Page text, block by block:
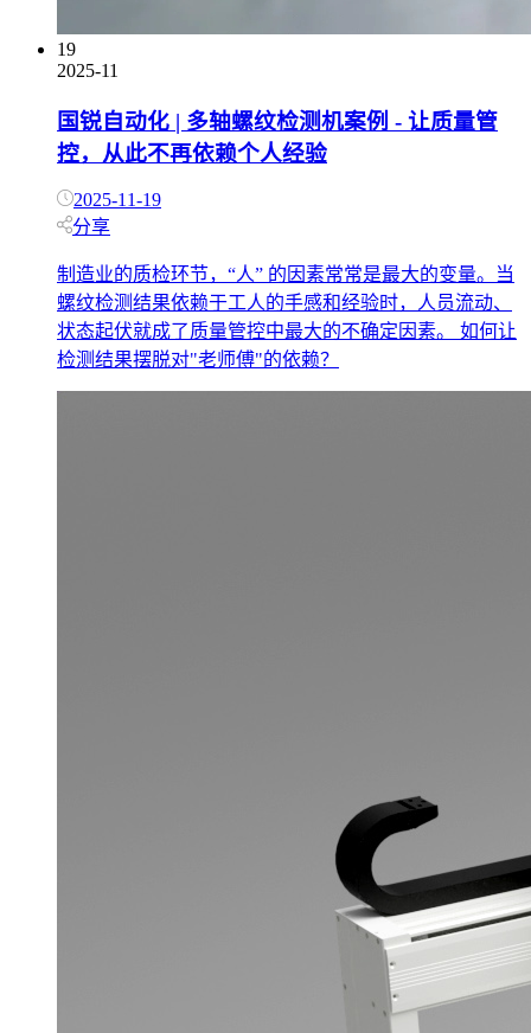
19
2025-11
国锐自动化 | 多轴螺纹检测机案例 - 让质量管
控，从此不再依赖个人经验
2025-11-19
分享
制造业的质检环节，“人” 的因素常常是最大的变量。当
螺纹检测结果依赖于工人的手感和经验时，人员流动、
状态起伏就成了质量管控中最大的不确定因素。 如何让
检测结果摆脱对"老师傅"的依赖？